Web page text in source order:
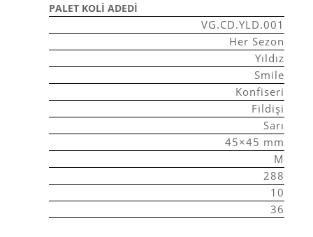
PALET KOLI ADEDI
VG.CD.YLD.001
Her Sezon
Yıldız
Smile
Konfiseri
Fildişi
Sarı
45×45 mm
M
288
10
36